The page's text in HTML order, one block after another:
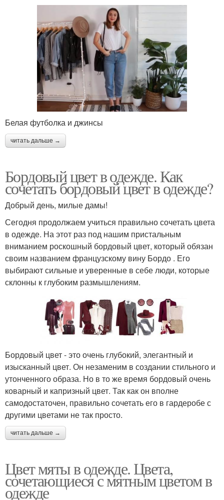
Белая футболка и джинсы
читать дальше →
Бордовый цвет в одежде. Как
сочетать бордовый цвет в одежде?
Добрый день, милые дамы!
Сегодня продолжаем учиться правильно сочетать цвета
в одежде. На этот раз под нашим пристальным
вниманием роскошный бордовый цвет, который обязан
своим названием французскому вину Бордо . Его
выбирают сильные и уверенные в себе люди, которые
склонны к глубоким размышлениям.
Бордовый цвет - это очень глубокий, элегантный и
изысканный цвет. Он незаменим в создании стильного и
утонченного образа. Но в то же время бордовый очень
коварный и капризный цвет. Так как он вполне
самодостаточен, правильно сочетать его в гардеробе с
другими цветами не так просто.
читать дальше →
Цвет мяты в одежде. Цвета,
сочетающиеся с мятным цветом в
одежде